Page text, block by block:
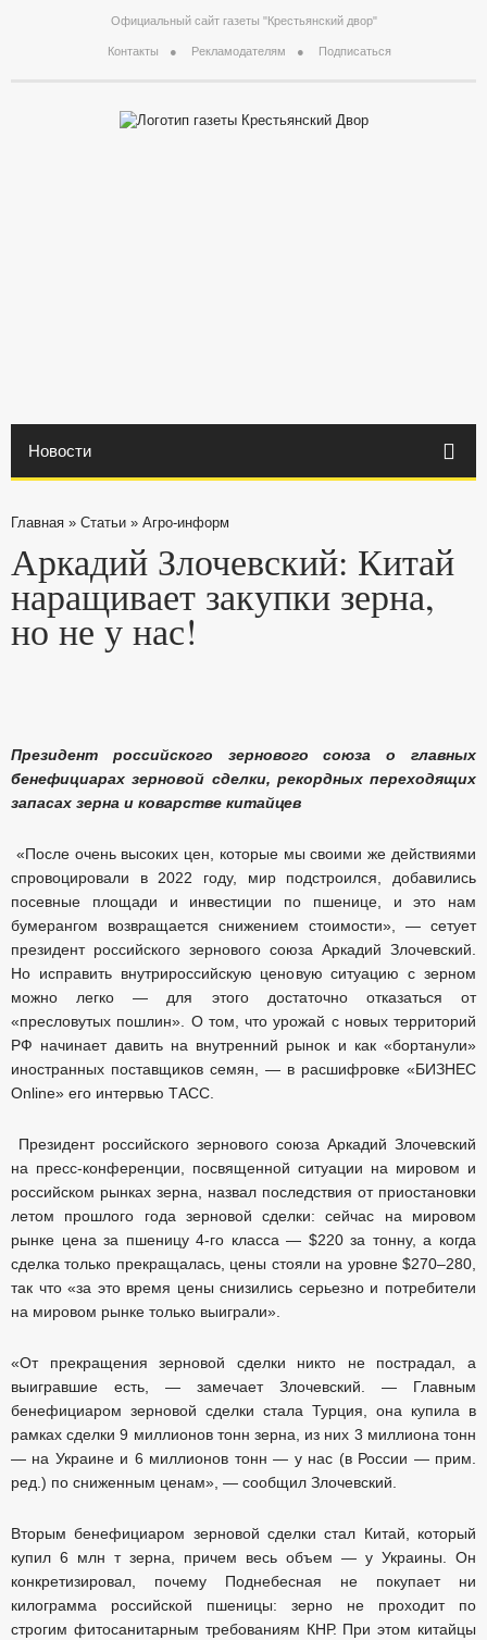
Официальный сайт газеты "Крестьянский двор"
Контакты Рекламодателям Подписаться
Новости
Главная » Статьи » Агро-информ
Аркадий Злочевский: Китай
наращивает закупки зерна,
но не у нас!
Президент российского зернового союза о главных
бенефициарах зерновой сделки, рекордных переходящих
запасах зерна и коварстве китайцев
«После очень высоких цен, которые мы своими же действиями
спровоцировали в 2022 году, мир подстроился, добавились
посевные площади и инвестиции по пшенице, и это нам
бумерангом возвращается снижением стоимости», — сетует
президент российского зернового союза Аркадий Злочевский.
Но исправить внутрироссийскую ценовую ситуацию с зерном
можно легко — для этого достаточно отказаться от
«пресловутых пошлин». О том, что урожай с новых территорий
РФ начинает давить на внутренний рынок и как «бортанули»
иностранных поставщиков семян, — в расшифровке «БИЗНЕС
Online» его интервью ТАСС.
Президент российского зернового союза Аркадий Злочевский
на пресс-конференции, посвященной ситуации на мировом и
российском рынках зерна, назвал последствия от приостановки
летом прошлого года зерновой сделки: сейчас на мировом
рынке цена за пшеницу 4-го класса — $220 за тонну, а когда
сделка только прекращалась, цены стояли на уровне $270–280,
так что «за это время цены снизились серьезно и потребители
на мировом рынке только выиграли».
«От прекращения зерновой сделки никто не пострадал, а
выигравшие есть, — замечает Злочевский. — Главным
бенефициаром зерновой сделки стала Турция, она купила в
рамках сделки 9 миллионов тонн зерна, из них 3 миллиона тонн
— на Украине и 6 миллионов тонн — у нас (в России — прим.
ред.) по сниженным ценам», — сообщил Злочевский.
Вторым бенефициаром зерновой сделки стал Китай, который
купил 6 млн т зерна, причем весь объем — у Украины. Он
конкретизировал, почему Поднебесная не покупает ни
килограмма российской пшеницы: зерно не проходит по
строгим фитосанитарным требованиям КНР. При этом китайцы